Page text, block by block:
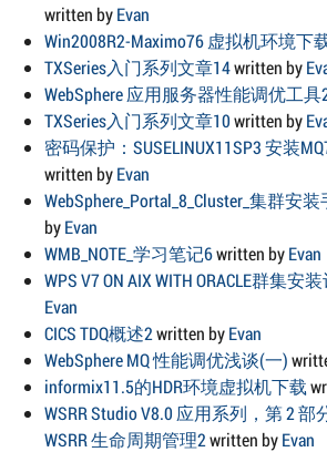
written byEvan
Win2008R2-Maximo76 虚拟机环境下
TXSeries入门系列文章14written by
WebSphere 应用服务器性能调优工具
TXSeries入门系列文章10written by
密码保护：SUSELINUX11SP3 安装
written byEvan
WebSphere_Portal_8_Cluster_集群安
byEvan
WMB_NOTE_学习笔记6written byEvan
WPS V7 ON AIX WITH ORACLE群集安装
Evan
CICS TDQ概述2written byEvan
WebSphere MQ 性能调优浅谈(一)
informix11.5的HDR环境虚拟机下载
WSRR Studio V8.0 应用系列，第 2 部
WSRR 生命周期管理2written byEvan